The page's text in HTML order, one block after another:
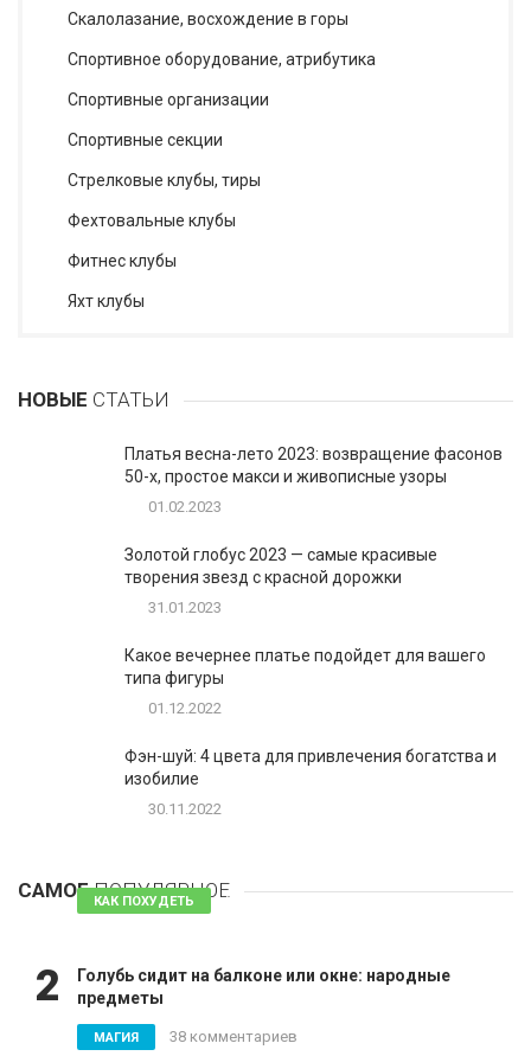
Скалолазание, восхождение в горы
Спортивное оборудование, атрибутика
Спортивные организации
Спортивные секции
Стрелковые клубы, тиры
Фехтовальные клубы
Фитнес клубы
Яхт клубы
НОВЫЕ СТАТЬИ
Платья весна-лето 2023: возвращение фасонов
50-х, простое макси и живописные узоры
01.02.2023
Золотой глобус 2023 — самые красивые
творения звезд с красной дорожки
31.01.2023
Какое вечернее платье подойдет для вашего
типа фигуры
01.12.2022
Фэн-шуй: 4 цвета для привлечения богатства и
изобилие
30.11.2022
САМОЕПОПУЛЯРНОЕ
КАК ПОХУДЕТЬ 81 комментарий
2
Голубь сидит на балконе или окне: народные
предметы
МАГИЯ 38 комментариев